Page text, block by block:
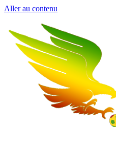
Aller au contenu